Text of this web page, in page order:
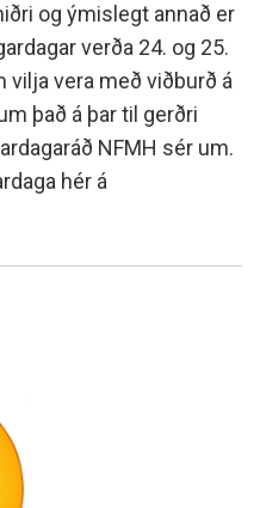
og ýmislegt annað er
verða 24. og 25.
vilja vera með viðburð á
það á þar til gerðri
NFMH sér um.
hér á